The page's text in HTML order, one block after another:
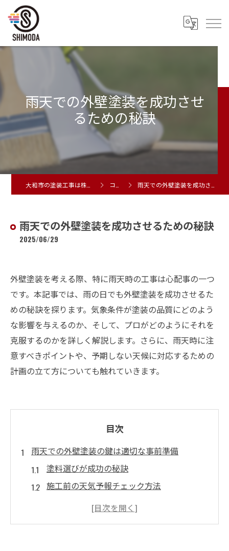
雨天での外壁塗装を成功させ
るための秘訣
コラム 雨天での外壁塗装を成功させるための秘訣
雨天での外壁塗装を成功させるための秘訣
2025/06/29
外壁塗装を考える際、特に雨天時の工事は心配事の一つ
です。本記事では、雨の日でも外壁塗装を成功させるた
めの秘訣を探ります。気象条件が塗装の品質にどのよう
な影響を与えるのか、そして、プロがどのようにそれを
克服するのかを詳しく解説します。さらに、雨天時に注
意すべきポイントや、予期しない天候に対応するための
計画の立て方についても触れていきます。
目次
雨天での外壁塗装の鍵は適切な事前準備
塗料選びが成功の秘訣
施工前の天気予報チェック方法
適切な塗料の保管方法